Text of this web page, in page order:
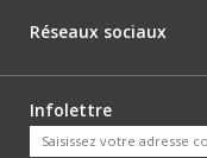
Réseaux sociaux
Infolettre